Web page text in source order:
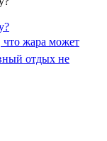
что жара может
отдых не